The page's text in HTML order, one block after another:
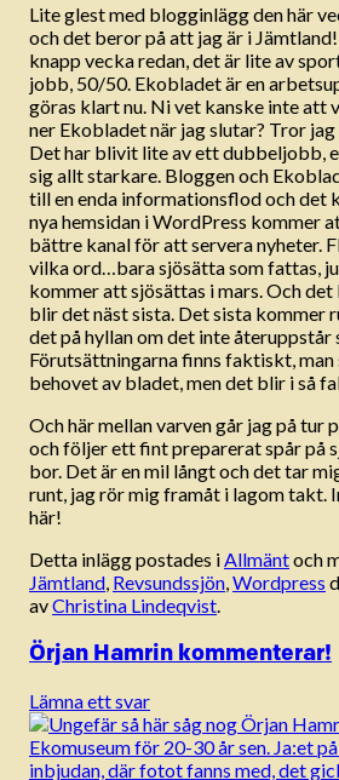
Lite glest med blogginlägg den här
och det beror på att jag är i
knapp vecka redan, det är lite av
jobb, 50/50. Ekobladet är en
göras klart nu. Ni vet kanske inte att
ner Ekobladet när jag slutar? Tror
Det har blivit lite av ett dubbeljobb,
sig allt starkare. Bloggen och
till en enda informationsflod och det
nya hemsidan i WordPress kommer
bättre kanal för att servera nyheter.
vilka ord…bara sjösätta som fattas,
kommer att sjösättas i mars. Och
blir det näst sista. Det sista kommer
det på hyllan om det inte återuppstår
Förutsättningarna finns faktiskt,
behovet av bladet, men det blir i så
Och här mellan varven går jag på tur
och följer ett fint preparerat spår på
bor. Det är en mil långt och det tar
runt, jag rör mig framåt i lagom takt.
här!
Detta inlägg postades i Allmäntoch
Jämtland Revsundssjön Wordpress
avChristina Lindeqvist
Örjan Hamrin kommenterar!
Lämna ett svar